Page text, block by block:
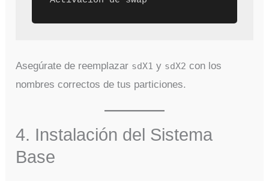
Asegúrate de reemplazar sdX1 y sdX2 con los
nombres correctos de tus particiones.
4. Instalación del Sistema
Base